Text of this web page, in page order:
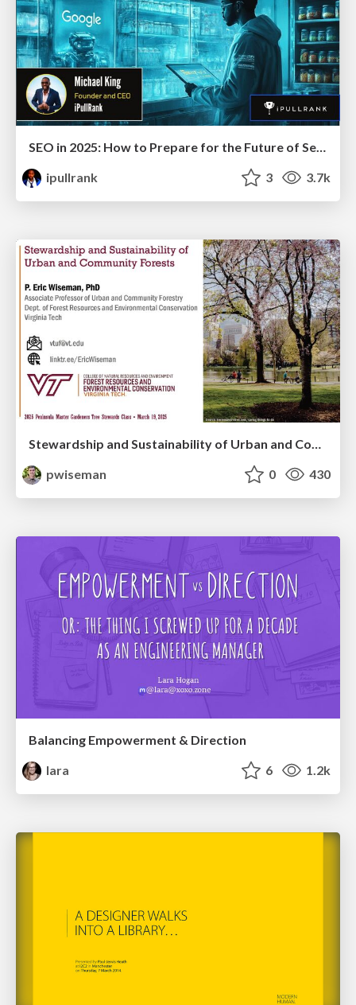
SEO in 2025: How to Prepare for the Future of Search
ipullrank
3 3.7k
pwiseman
0 430
Balancing Empowerment & Direction
lara
6 1.2k